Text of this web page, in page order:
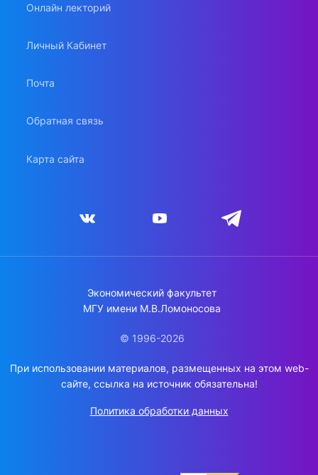
Онлайн лекторий
Личный Кабинет
Почта
Обратная связь
Карта сайта
Экономический факультет
МГУ имени М.В.Ломоносова
© 1996-2026
При использовании материалов, размещенных на этом web-
сайте, ссылка на источник обязательна!
Политика обработки данных